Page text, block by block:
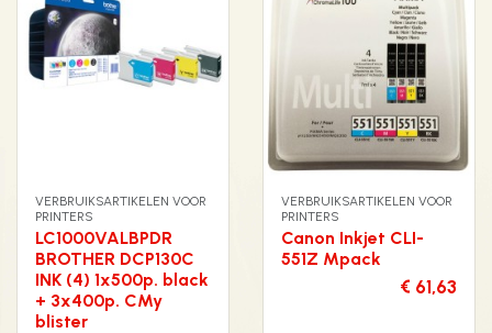
VERBRUIKSARTIKELEN VOOR
PRINTERS
LC1000VALBPDR
BROTHER DCP130C
INK (4) 1x500p. black
+ 3x400p. CMy
blister
VERBRUIKSARTIKELEN VOOR
PRINTERS
Canon Inkjet CLI-
551Z Mpack
€ 61,63